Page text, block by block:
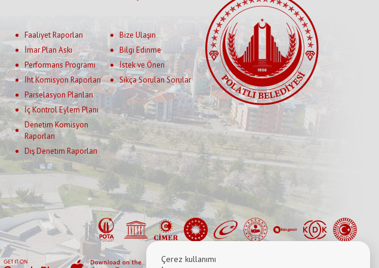
Faaliyet Raporları
İmar Plan Askı
Performans Programı
İht Komisyon Raporları
Parselasyon Planları
İç Kontrol Eylem Planı
Denetim Komisyon
Raporları
Dış Denetim Raporları
Bize Ulaşın
Bilgi Edinme
İstek ve Öneri
Sıkça Sorulan Sorular
Çerez kullanımı